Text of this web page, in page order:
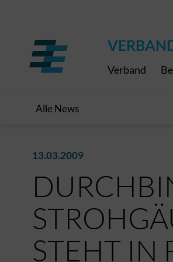
Verband
Alle News
13.03.2009
STEHT IN